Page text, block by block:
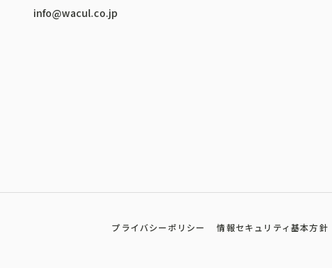
info@wacul.co.jp
プライバシーポリシー 情報セキュリティ基本方針